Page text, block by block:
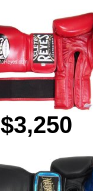
$3,250